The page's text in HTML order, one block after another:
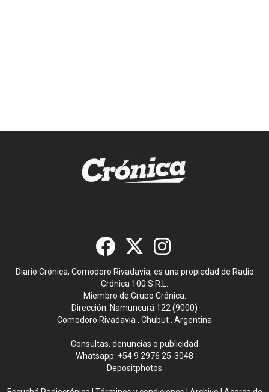
Diario Crónica, Comodoro Rivadavia, es una propiedad de Radio
Crónica 100 S.R.L.
Miembro de Grupo Crónica.
Dirección: Namuncurá 122 (9000)
Comodoro Rivadavia . Chubut . Argentina
Consultas, denuncias o publicidad
Whatsapp: +54 9 2976 25-3048
Depositphotos